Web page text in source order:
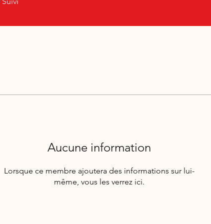
Aucune information
Lorsque ce membre ajoutera des informations sur lui-
même, vous les verrez ici.